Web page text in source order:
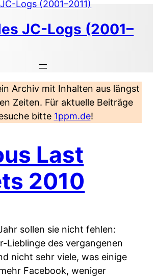
JC-Logs (2001–
Archiv mit Inhalten aus längst
Zeiten. Für aktuelle Beiträge
bitte 1ppm.de!
Last
2010
sollen sie nicht fehlen:
Lieblinge des vergangenen
nicht sehr viele, was einige
Facebook, weniger